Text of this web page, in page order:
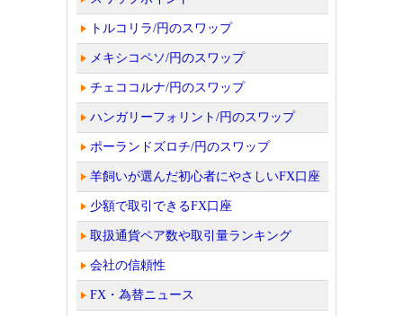
トルコリラ/円のスワップ
メキシコペソ/円のスワップ
チェココルナ/円のスワップ
ハンガリーフォリント/円のスワップ
ポーランドズロチ/円のスワップ
羊飼いが選んだ初心者にやさしいFX口座
少額で取引できるFX口座
取扱通貨ペア数や取引量ランキング
会社の信頼性
FX・為替ニュース